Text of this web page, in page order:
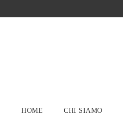
HOME CHI SIAMO